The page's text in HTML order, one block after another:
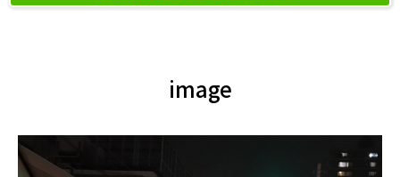
image